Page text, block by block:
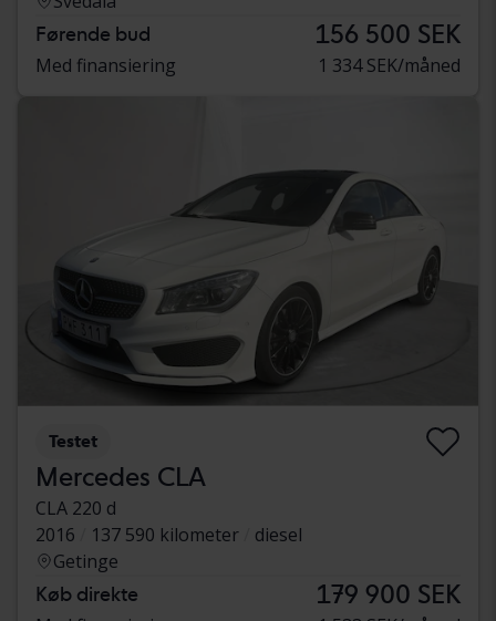
Førende bud 156 500 SEK
Med finansiering 1 334 SEK/måned
Testet
Mercedes CLA
CLA 220 d
2016
137 590 kilometer
diesel
Getinge
Køb direkte 179 900 SEK